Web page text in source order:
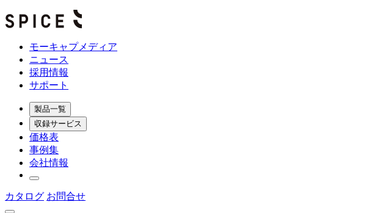
モーキャプメディア
ニュース
採用情報
サポート
製品一覧
収録サービス
価格表
事例集
会社情報
カタログ お問合せ